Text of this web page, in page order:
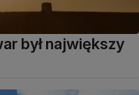
był największy